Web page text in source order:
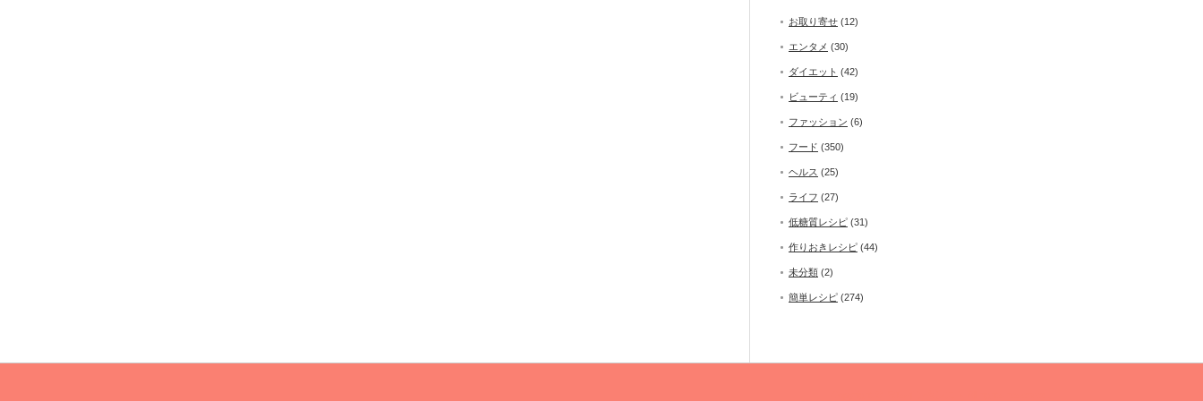
お取り寄せ (12)
エンタメ (30)
ダイエット (42)
ビューティ (19)
ファッション (6)
フード (350)
ヘルス (25)
ライフ (27)
低糖質レシピ (31)
作りおきレシピ (44)
未分類 (2)
簡単レシピ (274)